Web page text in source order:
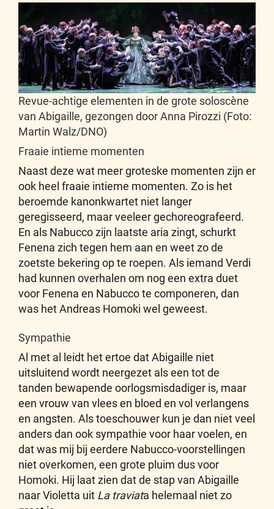
Revue-achtige elementen in de grote soloscène
van Abigaille, gezongen door Anna Pirozzi (Foto:
Martin Walz/DNO)
Fraaie intieme momenten
Naast deze wat meer groteske momenten zijn er
ook heel fraaie intieme momenten. Zo is het
beroemde kanonkwartet niet langer
geregisseerd, maar veeleer gechoreografeerd.
En als Nabucco zijn laatste aria zingt, schurkt
Fenena zich tegen hem aan en weet zo de
zoetste bekering op te roepen. Als iemand Verdi
had kunnen overhalen om nog een extra duet
voor Fenena en Nabucco te componeren, dan
was het Andreas Homoki wel geweest.
Sympathie
Al met al leidt het ertoe dat Abigaille niet
uitsluitend wordt neergezet als een tot de
tanden bewapende oorlogsmisdadiger is, maar
een vrouw van vlees en bloed en vol verlangens
en angsten. Als toeschouwer kun je dan niet veel
anders dan ook sympathie voor haar voelen, en
dat was mij bij eerdere Nabucco-voorstellingen
niet overkomen, een grote pluim dus voor
Homoki. Hij laat zien dat de stap van Abigaille
naar Violetta uit La traviata helemaal niet zo